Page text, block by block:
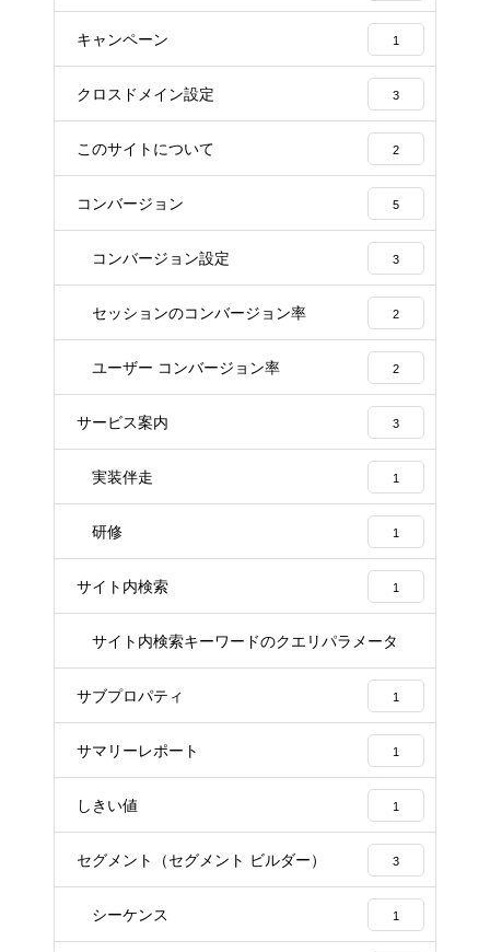
キャンペーン 1
クロスドメイン設定 3
このサイトについて 2
コンバージョン 5
コンバージョン設定 3
セッションのコンバージョン率 2
ユーザー コンバージョン率 2
サービス案内 3
実装伴走 1
研修 1
サイト内検索 1
サイト内検索キーワードのクエリパラメータ
1
サブプロパティ 1
サマリーレポート 1
しきい値 1
セグメント（セグメント ビルダー） 3
シーケンス 1